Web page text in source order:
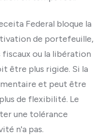
Federal bloque la
de portefeuille,
ou la libération
être plus rigide. Si la
et peut être
de flexibilité. Le
une tolérance
n'a pas.